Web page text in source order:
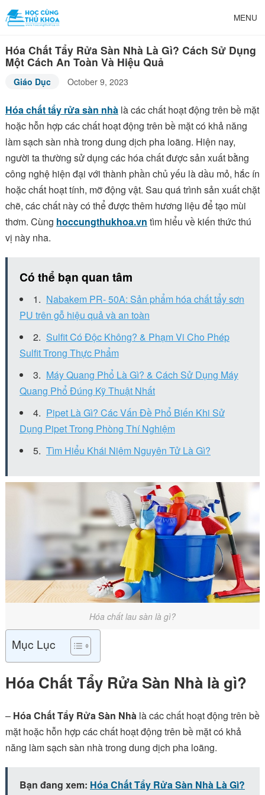
MENU
Hóa Chất Tẩy Rửa Sàn Nhà Là Gì? Cách Sử Dụng
Một Cách An Toàn Và Hiệu Quả
Giáo Dục October 9, 2023
Hóa chất tẩy rửa sàn nhàlà các chất hoạt động trên bề mặt
hoặc hỗn hợp các chất hoạt động trên bề mặt có khả năng
làm sạch sàn nhà trong dung dịch pha loãng. Hiện nay,
người ta thường sử dụng các hóa chất được sản xuất bằng
công nghệ hiện đại với thành phần chủ yếu là dầu mỏ, hắc ín
hoặc chất hoạt tính, mỡ động vật. Sau quá trình sản xuất chặt
chẽ, các chất này có thể được thêm hương liệu để tạo mùi
thơm. Cùng hoccungthukhoa.vn tìm hiểu về kiến thức thú
vị này nha.
Có thể bạn quan tâm
Nabakem PR- 50A: Sản phẩm hóa chất tẩy sơn
PU trên gỗ hiệu quả và an toàn
Sulfit Có Độc Không? & Phạm Vi Cho Phép
Sulfit Trong Thực Phẩm
Máy Quang Phổ Là Gì? & Cách Sử Dụng Máy
Quang Phổ Đúng Kỹ Thuật Nhất
Pipet Là Gì? Các Vấn Đề Phổ Biến Khi Sử
Dụng Pipet Trong Phòng Thí Nghiệm
Tìm Hiểu Khái Niệm Nguyên Tử Là Gì?
Hóa chất lau sàn là gì?
Mục Lục
Hóa Chất Tẩy Rửa Sàn Nhà là gì?
– Hóa Chất Tẩy Rửa Sàn Nhàlà các chất hoạt động trên bề
mặt hoặc hỗn hợp các chất hoạt động trên bề mặt có khả
năng làm sạch sàn nhà trong dung dịch pha loãng.
Bạn đang xem: Hóa Chất Tẩy Rửa Sàn Nhà Là Gì?